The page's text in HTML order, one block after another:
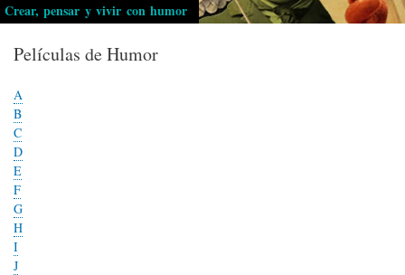
Crear, pensar y vivir con humor
Películas de Humor
A
B
C
D
E
F
G
H
I
J